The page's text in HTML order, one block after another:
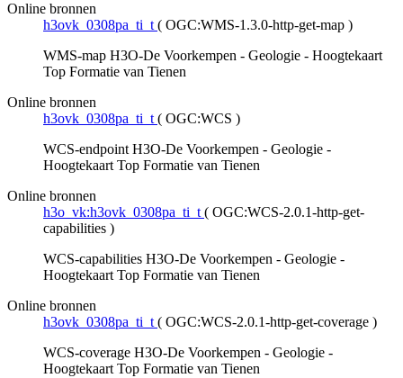
Online bronnen
h3ovk_0308pa_ti_t ( OGC:WMS-1.3.0-http-get-map )
WMS-map H3O-De Voorkempen - Geologie - Hoogtekaart
Top Formatie van Tienen
Online bronnen
h3ovk_0308pa_ti_t ( OGC:WCS )
WCS-endpoint H3O-De Voorkempen - Geologie -
Hoogtekaart Top Formatie van Tienen
Online bronnen
h3o_vk:h3ovk_0308pa_ti_t ( OGC:WCS-2.0.1-http-get-
capabilities )
WCS-capabilities H3O-De Voorkempen - Geologie -
Hoogtekaart Top Formatie van Tienen
Online bronnen
h3ovk_0308pa_ti_t ( OGC:WCS-2.0.1-http-get-coverage )
WCS-coverage H3O-De Voorkempen - Geologie -
Hoogtekaart Top Formatie van Tienen